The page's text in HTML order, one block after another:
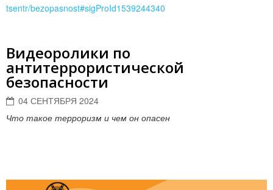
tsentr/bezopasnost#sigProId1539244340
Видеоролики по
антитеррористической
безопасности
04 СЕНТЯБРЯ 2024
Что такое терроризм и чем он опасен